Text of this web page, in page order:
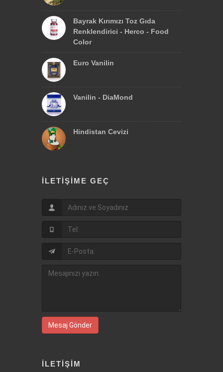
Bayrak Kırımızı Toz Gıda
Renklendirici - Herco - Food
Color
Euro Vanilin
Vanilin - DiaMond
Hindistan Cevizi
İLETIŞIME GEÇ
Mesaj Gönder
İLETIŞIM